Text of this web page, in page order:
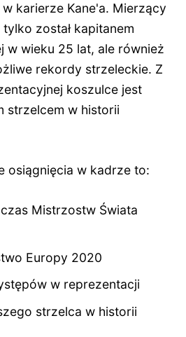
w karierze Kane'a. Mierzący
został kapitanem
w wieku 25 lat, ale również
rekordy strzeleckie. Z
koszulce jest
strzelcem w historii
osiągnięcia w kadrze to:
Mistrzostw Świata
Europy 2020
w reprezentacji
strzelca w historii